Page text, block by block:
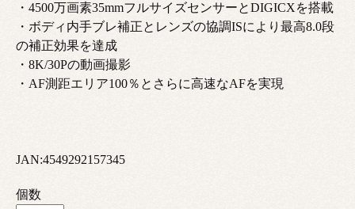
・4500万画素35mmフルサイズセンサーとDIGICXを搭載
・ボディ内手ブレ補正とレンズの協調ISにより最高8.0段
の補正効果を達成
・8K/30Pの動画撮影
・AF測距エリア100％とさらに高速なAFを実現
JAN:4549292157345
個数